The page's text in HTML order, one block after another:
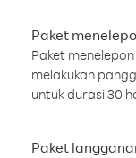
Paket
Paket
melakukan
untuk durasi 30
Paket